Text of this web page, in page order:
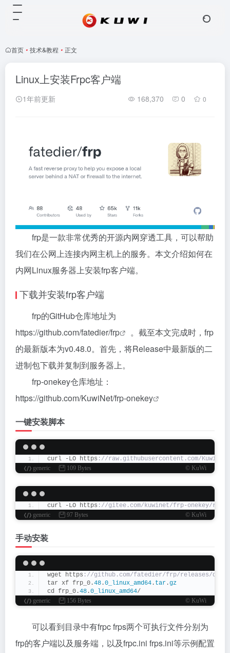
首页 • 技术&教程 • 正文
Linux上安装Frpc客户端
1年前更新 168,370 0 0
frp是一款非常优秀的开源内网穿透工具，可以帮助
我们在公网上连接内网主机上的服务。本文介绍如何在
内网Linux服务器上安装frp客户端。
下载并安装frp客户端
frp的GitHub仓库地址为
https://github.com/fatedier/frp
。截至本文完成时，frp
的最新版本为v0.48.0。首先，将Release中最新版的二
进制包下载并复制到服务器上。
frp-onekey仓库地址：
https://github.com/KuwiNet/frp-onekey
一键安装脚本
curl -LO https ://raw.githubusercontent.com/
generic
109 Bytes © KuWi
curl -LO https ://gitee.com/kuwinet/frp-onekey/
generic
97 Bytes © KuWi
手动安装
wget https ://github.com/fatedier/frp/releases/
tar xf frp_0.48 .0_linux_amd64 . tar .gz
cd frp_0.48 .0_linux_amd64/
generic
156 Bytes © KuWi
可以看到目录中有frpc frps两个可执行文件分别为
frp的客户端以及服务端，以及frpc.ini frps.ini等示例配置